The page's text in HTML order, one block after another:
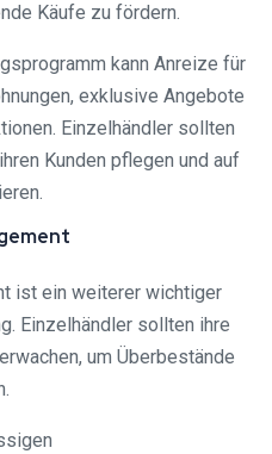
Käufe zu fördern.
kann Anreize für
exklusive Angebote
Einzelhändler sollten
Kunden pflegen und auf
ist ein weiterer wichtiger
Einzelhändler sollten ihre
um Überbestände